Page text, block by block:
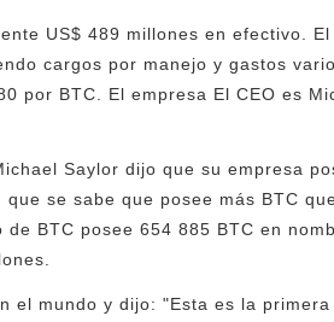
US$ 489 millones en efectivo.
cargos por manejo y gastos
por BTC. El empresa El CEO es
Saylor dijo que su empresa
se sabe que posee más BTC
BTC posee 654 885 BTC en
el mundo y dijo: "Esta es la primera